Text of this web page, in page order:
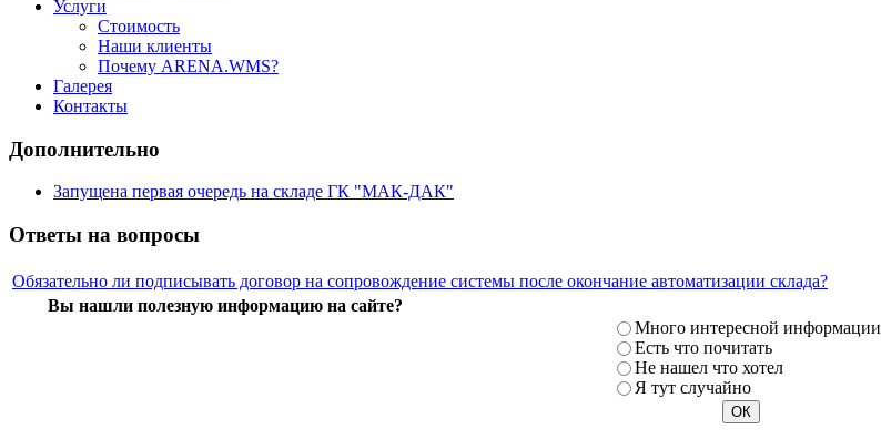
Услуги
Стоимость
Наши клиенты
Почему ARENA.WMS?
Галерея
Контакты
Дополнительно
Запущена первая очередь на складе ГК "МАК-ДАК"
Ответы на вопросы
Обязательно ли подписывать договор на сопровождение системы после окончание автоматизации склада?
Вы нашли полезную информацию на сайте?
Много интересной информации
Есть что почитать
Не нашел что хотел
Я тут случайно